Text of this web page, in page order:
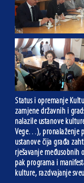
Status i opremanje
zamjene državnih i
nalazile ustanove
Vege…), pronalaženje
ustanove čija građa
rješavanje međusobnih
pak programa i
kulture, razdvajanje